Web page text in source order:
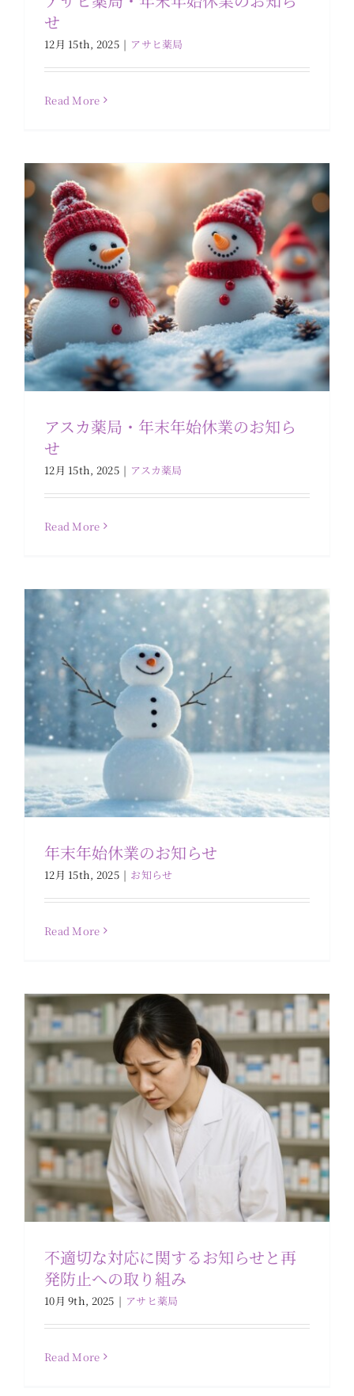
せ
12月 15th, 2025 | アサヒ薬局
Read More
アスカ薬局・年末年始休業のお知らせ
アスカ薬局・年末年始休業のお知ら
せ
12月 15th, 2025 | アスカ薬局
Read More
年末年始休業のお知らせ
年末年始休業のお知らせ
12月 15th, 2025 | お知らせ
Read More
不適切な対応に関するお知らせと再発防
止への取り組み
不適切な対応に関するお知らせと再
発防止への取り組み
10月 9th, 2025 | アサヒ薬局
Read More